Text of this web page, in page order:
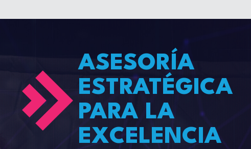
ASESORÍA
ESTRATÉGICA
PARA LA
EXCELENCIA